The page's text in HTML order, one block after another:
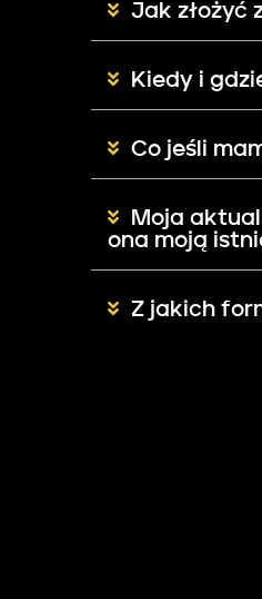
Jak złożyć
Kiedy i
Co jeśli
Moja
ona moją
Z jakich